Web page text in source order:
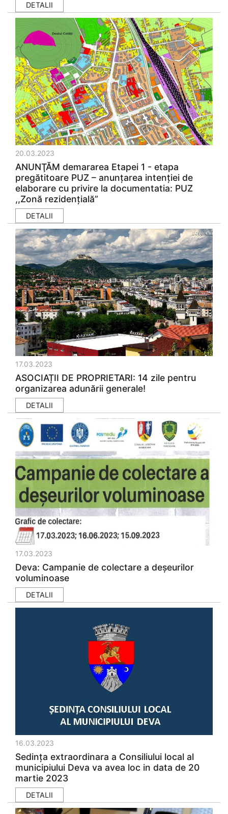
DETALII
20.03.2023
ANUNŢĂM demararea Etapei 1 - etapa
pregătitoare PUZ – anunţarea intenţiei de
elaborare cu privire la documentatia: PUZ
,,Zonă rezidențială”
DETALII
17.03.2023
ASOCIAȚII DE PROPRIETARI: 14 zile pentru
organizarea adunării generale!
DETALII
17.03.2023
Deva: Campanie de colectare a deșeurilor
voluminoase
DETALII
16.03.2023
Sedinţa extraordinara a Consiliului local al
municipiului Deva va avea loc in data de 20
martie 2023
DETALII